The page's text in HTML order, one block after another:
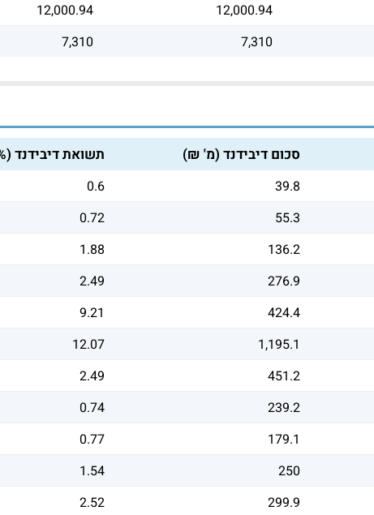
12,000.94
12,000.94
7,310
7,310
סכום דיבידנד (מ' ₪) תשואת דיבידנד
39.8
0.6
55.3
0.72
136.2
1.88
276.9
2.49
424.4
9.21
1,195.1
12.07
451.2
2.49
239.2
0.74
179.1
0.77
250
1.54
299.9
2.52